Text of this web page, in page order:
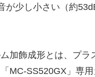
少し小さい（約
加飾成形とは、プ
MC-SS520GX」専